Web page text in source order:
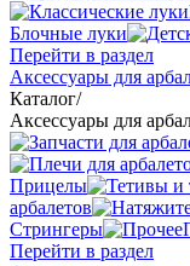
Блочные луки
Перейти в раздел
Аксессуары для
Каталог/
Аксессуары для
Прицелы
арбалетов
Стрингеры
Перейти в раздел